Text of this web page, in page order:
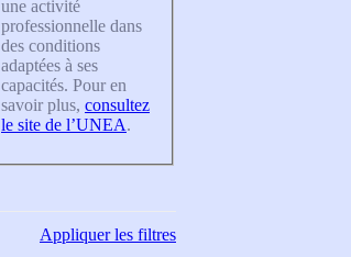
une activité
professionnelle dans
des conditions
adaptées à ses
capacités. Pour en
savoir plus, consultez
le site de l’UNEA.
Appliquerles filtres